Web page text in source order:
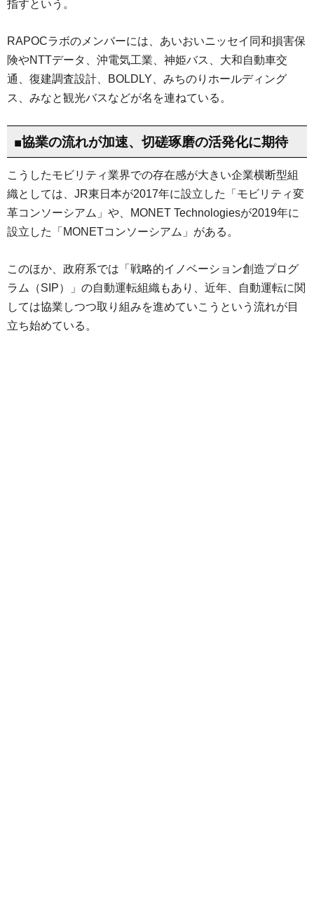
指すという。
RAPOCラボのメンバーには、あいおいニッセイ同和損害保
険やNTTデータ、沖電気工業、神姫バス、大和自動車交
通、復建調査設計、BOLDLY、みちのりホールディング
ス、みなと観光バスなどが名を連ねている。
■協業の流れが加速、切磋琢磨の活発化に期待
こうしたモビリティ業界での存在感が大きい企業横断型組
織としては、JR東日本が2017年に設立した「モビリティ変
革コンソーシアム」や、MONET Technologiesが2019年に
設立した「MONETコンソーシアム」がある。
このほか、政府系では「戦略的イノベーション創造プログ
ラム（SIP）」の自動運転組織もあり、近年、自動運転に関
しては協業しつつ取り組みを進めていこうという流れが目
立ち始めている。